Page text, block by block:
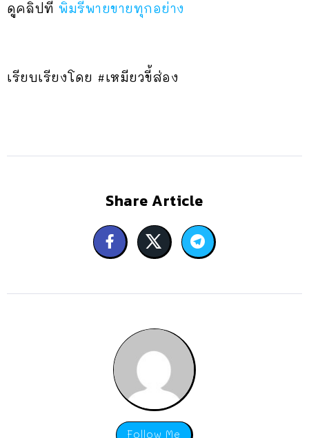
ดูคลิปที่ พิมรี่พายขายทุกอย่าง
เรียบเรียงโดย #เหมียวขี้ส่อง
Share Article
Follow Me